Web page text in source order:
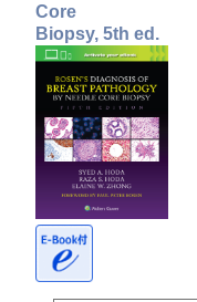
Core
Biopsy, 5th ed.